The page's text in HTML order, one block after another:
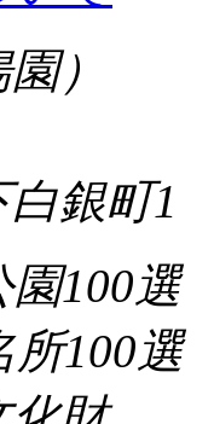
）
銀町1
100選
所100選